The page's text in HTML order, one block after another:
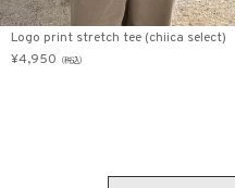
Logo print stretch tee (chiica select)
¥4,950 （税込）